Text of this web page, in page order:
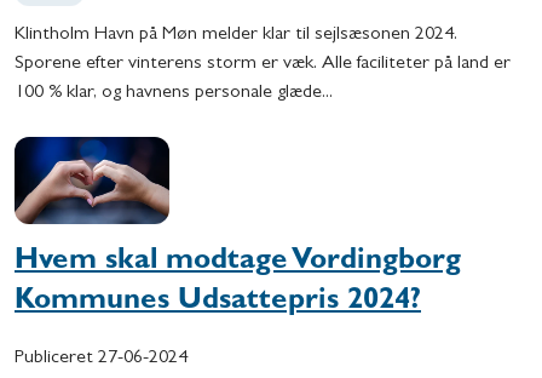
Klintholm Havn på Møn melder klar til sejlsæsonen 2024.
Sporene efter vinterens storm er væk. Alle faciliteter på land er
100 % klar, og havnens personale glæde...
Hvem skal modtage Vordingborg
Kommunes Udsattepris 2024?
Publiceret 27-06-2024